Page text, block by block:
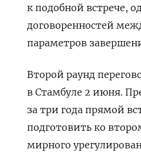
к подобной встрече,
договоренностей
параметров
Второй раунд
в Стамбуле 2 июня.
за три года прямой
подготовить ко
мирного